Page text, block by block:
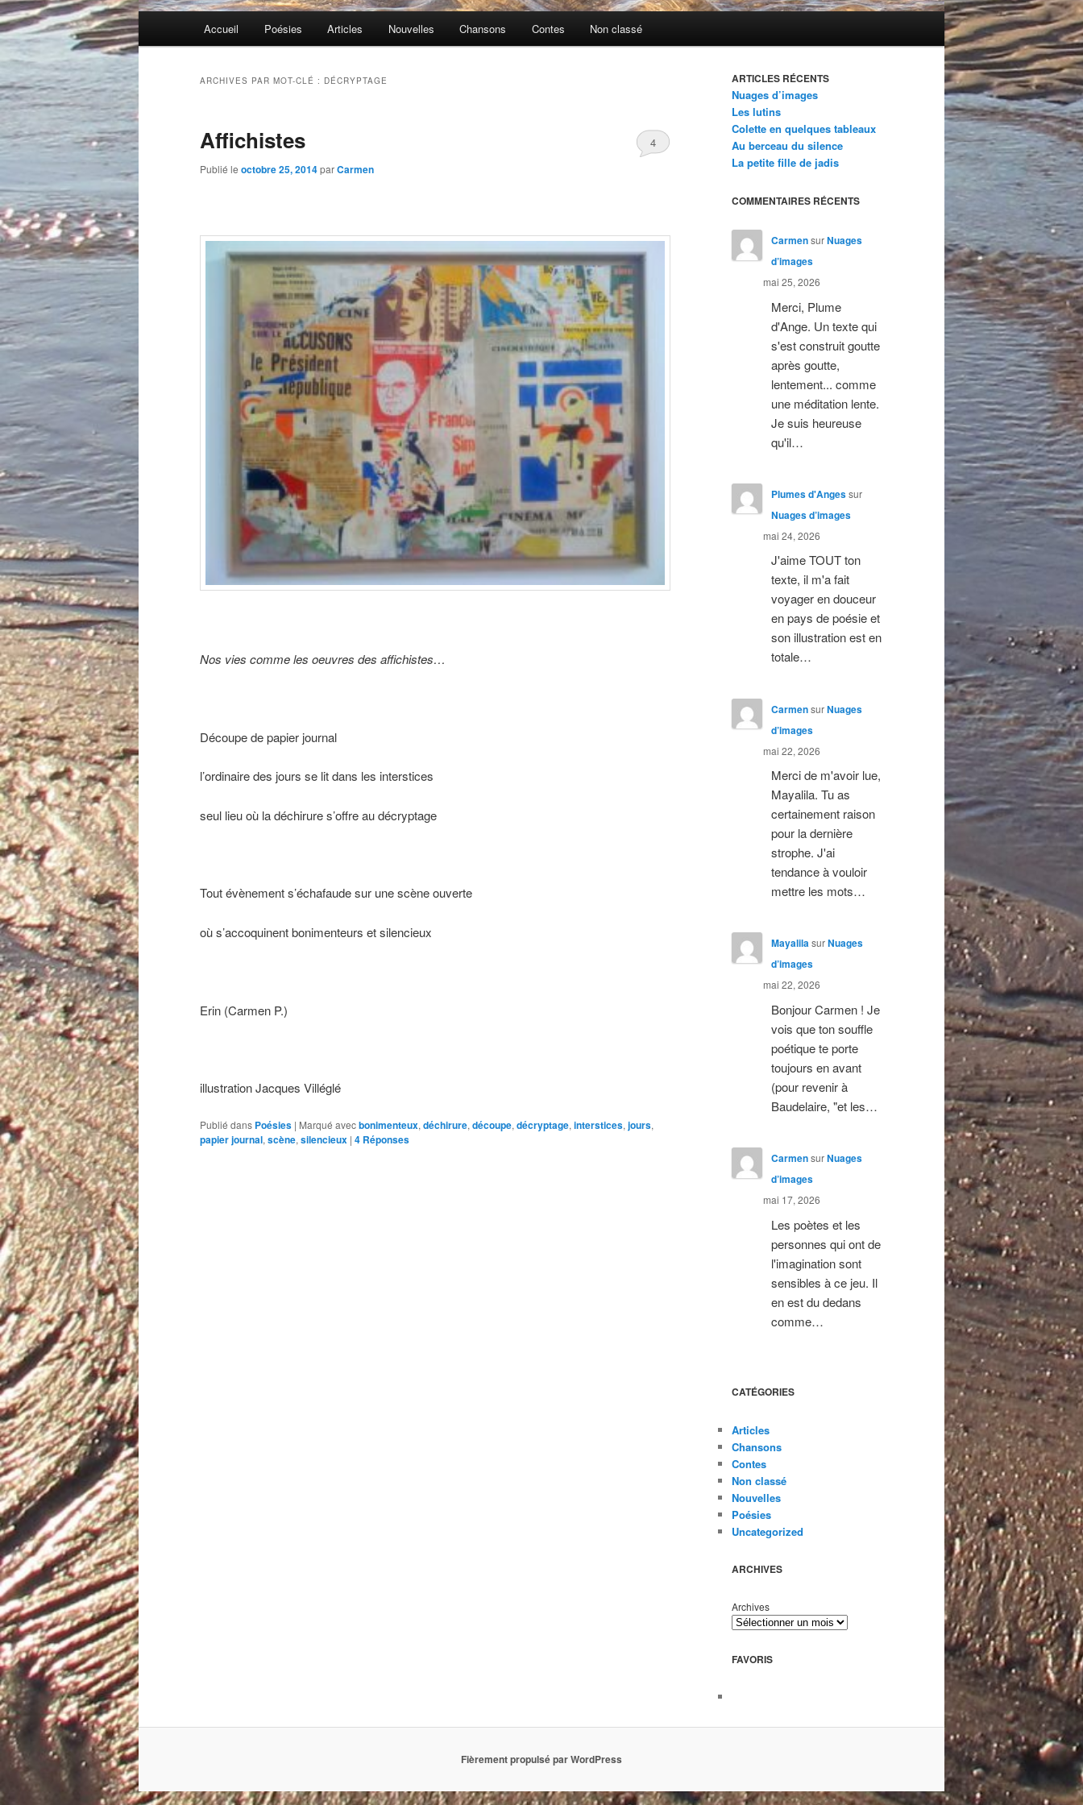
Accueil Poésies Articles Nouvelles Chansons Contes Non classé
ARCHIVES PAR MOT-CLÉ : DÉCRYPTAGE
Affichistes
Publié le octobre 25, 2014parCarmen
4
Nos vies comme les oeuvres des affichistes…
Découpe de papier journal
l’ordinaire des jours se lit dans les interstices
seul lieu où la déchirure s’offre au décryptage
Tout évènement s’échafaude sur une scène ouverte
où s’accoquinent bonimenteurs et silencieux
Erin (Carmen P.)
illustration Jacques Villéglé
Publié dans Poésies | Marqué avecbonimenteux, déchirure, découpe, décryptage, interstices, jours,
papier journal, scène, silencieux | 4 Réponses
ARTICLES RÉCENTS
Nuages d’images
Les lutins
Colette en quelques tableaux
Au berceau du silence
La petite fille de jadis
COMMENTAIRES RÉCENTS
CarmensurNuages
d’images
mai 25, 2026
Merci, Plume
d'Ange. Un texte qui
s'est construit goutte
après goutte,
lentement... comme
une méditation lente.
Je suis heureuse
qu'il…
Plumes d'Angessur
Nuages d’images
mai 24, 2026
J'aime TOUT ton
texte, il m'a fait
voyager en douceur
en pays de poésie et
son illustration est en
totale…
CarmensurNuages
d’images
mai 22, 2026
Merci de m'avoir lue,
Mayalila. Tu as
certainement raison
pour la dernière
strophe. J'ai
tendance à vouloir
mettre les mots…
MayalilasurNuages
d’images
mai 22, 2026
Bonjour Carmen ! Je
vois que ton souffle
poétique te porte
toujours en avant
(pour revenir à
Baudelaire, "et les…
CarmensurNuages
d’images
mai 17, 2026
Les poètes et les
personnes qui ont de
l'imagination sont
sensibles à ce jeu. Il
en est du dedans
comme…
CATÉGORIES
Articles
Chansons
Contes
Non classé
Nouvelles
Poésies
Uncategorized
ARCHIVES
Archives
FAVORIS
Fièrement propulsé par WordPress